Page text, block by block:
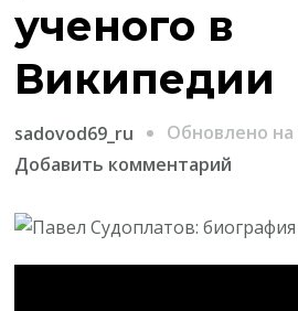
ученого в
Википедии
sadovod69_ru Обновлено на
Добавить комментарий
Павел